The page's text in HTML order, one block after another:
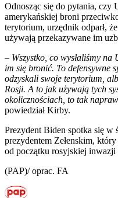
Odnosząc się do pytania,
amerykańskiej broni
terytorium, urzędnik odparł,
używają przekazywane im
– Wszystko, co wysłaliśmy
im się bronić. To defensywne
odzyskali swoje terytorium,
Rosji. A to jak używają tych
okolicznościach, to tak
powiedział Kirby.
Prezydent Biden spotka się w
prezydentem Zełenskim,
od początku rosyjskiej inwazji
(PAP)/ oprac. FA